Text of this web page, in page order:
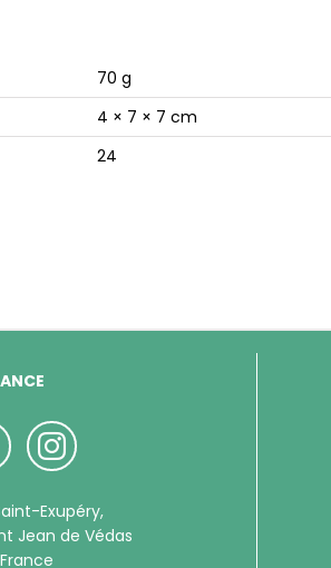
70 g
4 × 7 × 7 cm
24
Exupéry,
Jean de Védas